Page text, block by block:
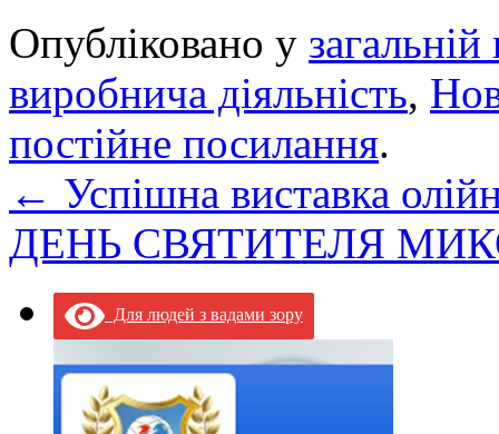
Опубліковано у загальній
виробнича діяльність,
постійне посилання.
← Успішна виставка
ДЕНЬ СВЯТИТЕЛЯ
Для людей з вадами зору